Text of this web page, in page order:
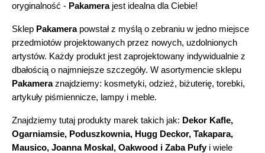
oryginalność - Pakamera jest idealna dla Ciebie!
Sklep Pakamera powstał z myślą o zebraniu w jedno miejsce
przedmiotów projektowanych przez nowych, uzdolnionych
artystów. Każdy produkt jest zaprojektowany indywidualnie z
Pakamera znajdziemy: kosmetyki, odzież, biżuterię, torebki,
artykuły piśmiennicze, lampy i meble.
Znajdziemy tutaj produkty marek takich jak: Dekor Kafle,
Ogarniamsie, Poduszkownia, Hugg Deckor, Takapara,
Mausico, Joanna Moskal, Oakwood i Zaba Pufy i wiele